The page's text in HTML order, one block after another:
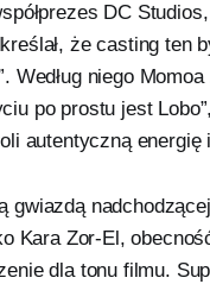
DC
że casting ten
Według niego Momoa
po prostu jest
autentyczną energię
gwiazdą
Kara Zor-El,
dla tonu filmu.